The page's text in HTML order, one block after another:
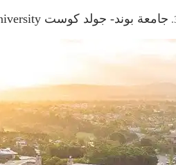
جامعة بوند- جولد كوست Bond University – كوينزلاند أستراليا